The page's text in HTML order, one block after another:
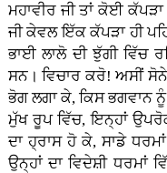
ਮਹਾਵੀਰ ਜੀ ਤਾਂ ਕੋਈ
ਜੀ ਕੇਵਲ ਇੱਕ ਕੱਪੜਾ ਹੀ
ਭਾਈ ਲਾਲੋ ਦੀ ਝੁੱਗੀ ਵਿੱਚ
ਸਨ। ਵਿਚਾਰ ਕਰੋ! ਅਸੀਂ
ਭੋਗ ਲਗਾ ਕੇ, ਕਿਸ ਭਗਵਾਨ
ਮੁੱਖ ਰੂਪ ਵਿੱਚ, ਇਨ੍ਹਾਂ
ਦਾ ਹ੍ਰਾਸ ਹੋ ਕੇ, ਸਾਡੇ
ਉਨ੍ਹਾਂ ਦਾ ਵਿਦੇਸ਼ੀ